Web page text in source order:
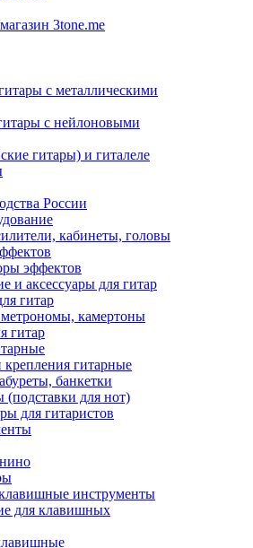
с металлическими
с нейлоновыми
гитары) и гиталеле
России
кабинеты, головы
эффектов
и аксессуары для гитар
гитар
камертоны
гитар
гитарные
банкетки
для нот)
для гитаристов
инструменты
для клавишных